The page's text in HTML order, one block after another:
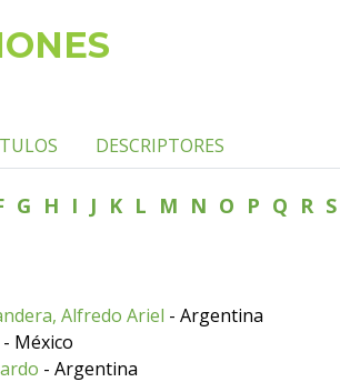
DESCRIPTORES
G H I J K L M N O P Q R S
Alfredo Ariel - Argentina
- México
- Argentina